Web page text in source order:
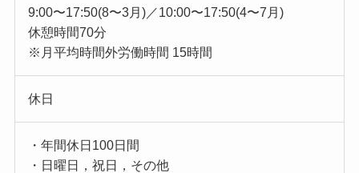
9:00〜17:50(8〜3月)／10:00〜17:50(4〜7月)
休憩時間70分
※月平均時間外労働時間 15時間
休日
・年間休日100日間
・日曜日，祝日，その他